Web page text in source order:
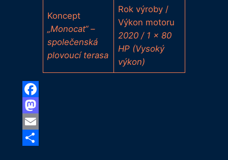
Koncept
„Monocat“ –
společenská
plovoucí terasa
Rok výroby /
Výkon motoru
2020 / 1 x 80
HP (Vysoký
výkon)
Facebook
Mastodon
Email